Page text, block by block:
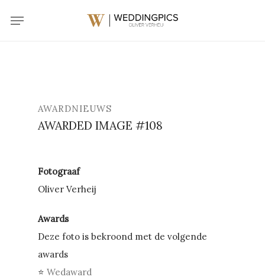
Menu
AWARDNIEUWS
AWARDED IMAGE #108
Fotograaf
Oliver Verheij
Awards
Deze foto is bekroond met de volgende
awards
⭐Wedaward